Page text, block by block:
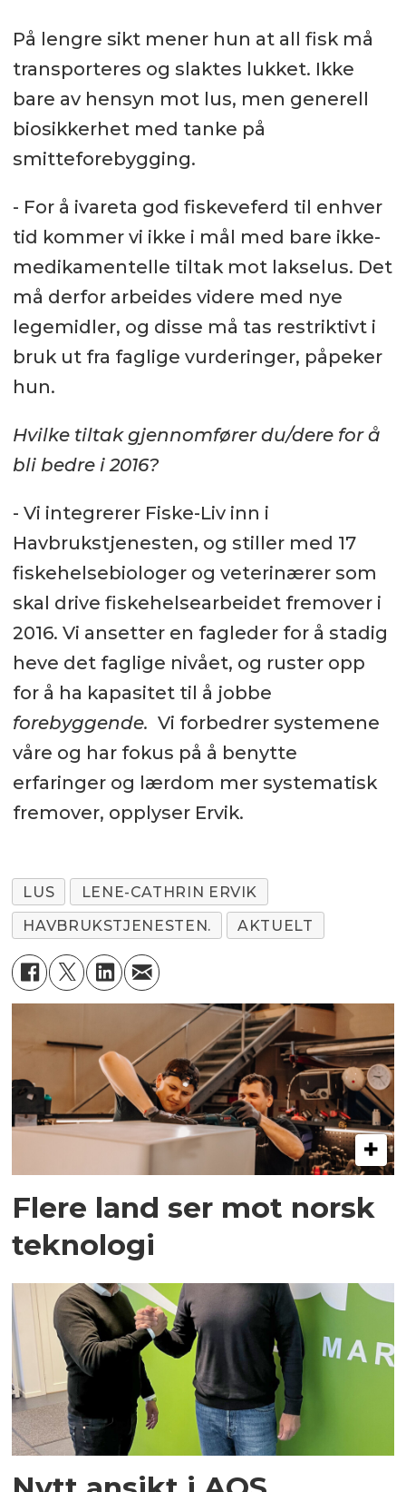
På lengre sikt mener hun at all fisk må
transporteres og slaktes lukket. Ikke
bare av hensyn mot lus, men generell
biosikkerhet med tanke på
smitteforebygging.
- For å ivareta god fiskeveferd til enhver
tid kommer vi ikke i mål med bare ikke-
medikamentelle tiltak mot lakselus. Det
må derfor arbeides videre med nye
legemidler, og disse må tas restriktivt i
bruk ut fra faglige vurderinger, påpeker
hun.
Hvilke tiltak gjennomfører du/dere for å
bli bedre i 2016?
- Vi integrerer Fiske-Liv inn i
Havbrukstjenesten, og stiller med 17
fiskehelsebiologer og veterinærer som
skal drive fiskehelsearbeidet fremover i
2016. Vi ansetter en fagleder for å stadig
heve det faglige nivået, og ruster opp
for å ha kapasitet til å jobbe
forebyggende. Vi forbedrer systemene
våre og har fokus på å benytte
erfaringer og lærdom mer systematisk
fremover, opplyser Ervik.
LUS
LENE-CATHRIN ERVIK
HAVBRUKSTJENESTEN.
AKTUELT
Flere land ser mot norsk
teknologi